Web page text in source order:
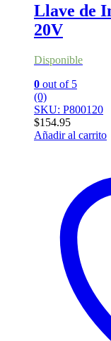
Llave de
20V
Disponible
0 out of 5
(0)
SKU: P800120
$154.95
Añadir al carrito